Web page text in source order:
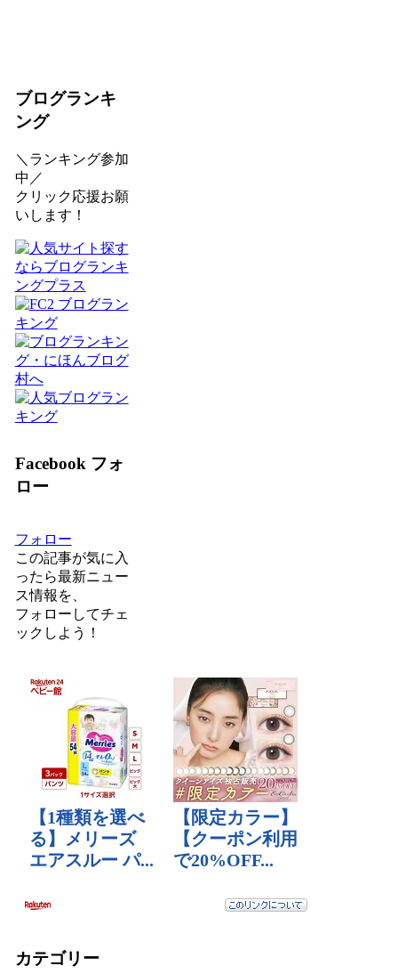
ブログランキ
ング
＼ランキング参加
中／
クリック応援お願
いします！
Facebook フォ
ロー
フォロー
この記事が気に入
ったら最新ニュー
ス情報を、
フォロー してチェ
ックしよう！
カテゴリー